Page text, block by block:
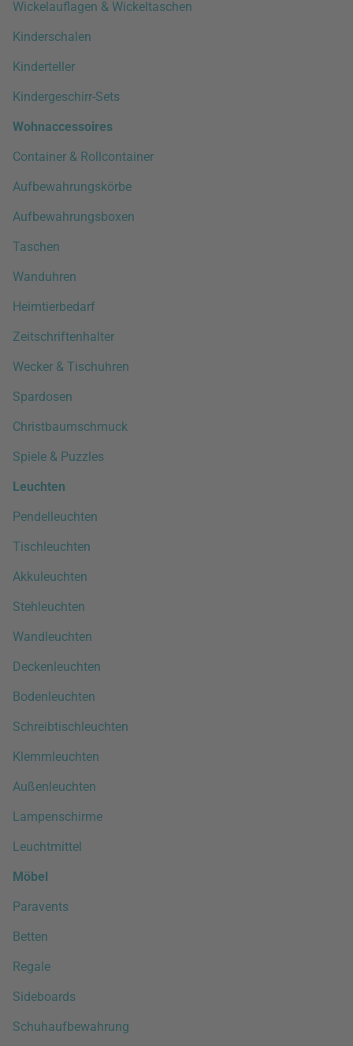
Wickelauflagen & Wickeltaschen
Kinderschalen
Kinderteller
Kindergeschirr-Sets
Wohnaccessoires
Container & Rollcontainer
Aufbewahrungskörbe
Aufbewahrungsboxen
Taschen
Wanduhren
Heimtierbedarf
Zeitschriftenhalter
Wecker & Tischuhren
Spardosen
Christbaumschmuck
Spiele & Puzzles
Leuchten
Pendelleuchten
Tischleuchten
Akkuleuchten
Stehleuchten
Wandleuchten
Deckenleuchten
Bodenleuchten
Schreibtischleuchten
Klemmleuchten
Außenleuchten
Lampenschirme
Leuchtmittel
Möbel
Paravents
Betten
Regale
Sideboards
Schuhaufbewahrung